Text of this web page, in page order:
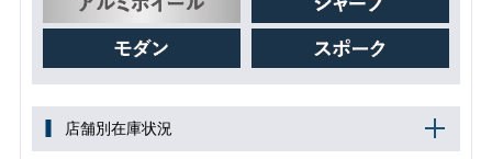
店舗別在庫状況